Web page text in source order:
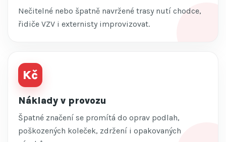
Nečitelné nebo špatně navržené trasy nutí chodce,
řidiče VZV i externisty improvizovat.
Kč
Náklady v provozu
Špatné značení se promítá do oprav podlah,
poškozených koleček, zdržení i opakovaných